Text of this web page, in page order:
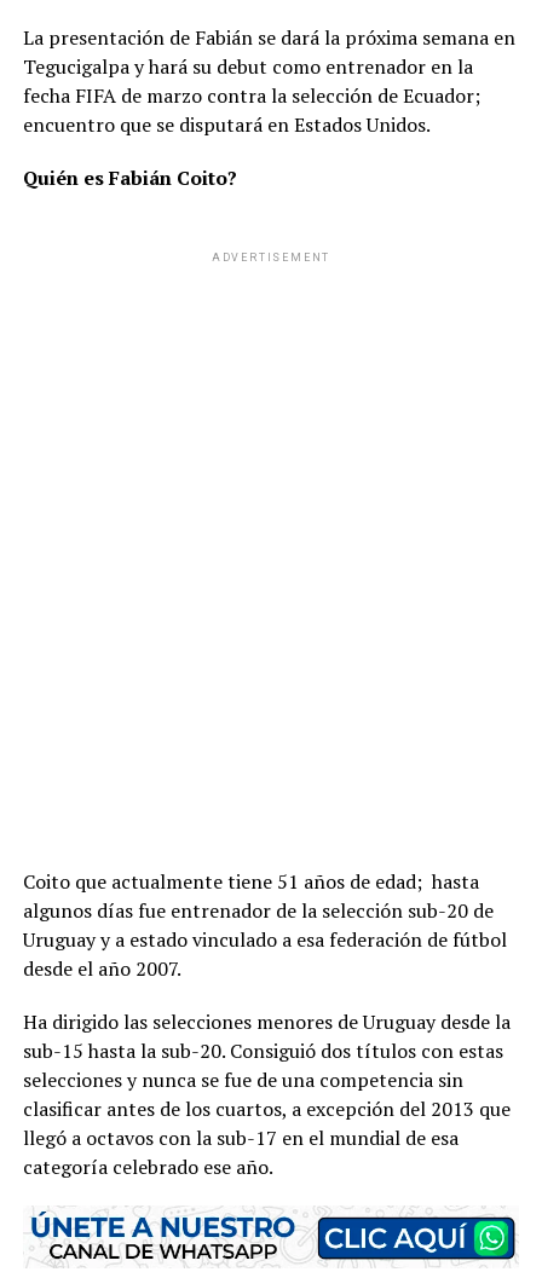
La presentación de Fabián se dará la próxima semana en
Tegucigalpa y hará su debut como entrenador en la
fecha FIFA de marzo contra la selección de Ecuador;
encuentro que se disputará en Estados Unidos.
Quién es Fabián Coito?
ADVERTISEMENT
Coito que actualmente tiene 51 años de edad; hasta
algunos días fue entrenador de la selección sub-20 de
Uruguay y a estado vinculado a esa federación de fútbol
desde el año 2007.
Ha dirigido las selecciones menores de Uruguay desde la
sub-15 hasta la sub-20. Consiguió dos títulos con estas
selecciones y nunca se fue de una competencia sin
clasificar antes de los cuartos, a excepción del 2013 que
llegó a octavos con la sub-17 en el mundial de esa
categoría celebrado ese año.